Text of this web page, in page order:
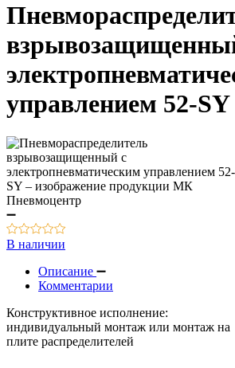
управлением 52-SY
В наличии
Описание
Комментарии
Конструктивное исполнение:
индивидуальный монтаж или монтаж на
плите распределителей